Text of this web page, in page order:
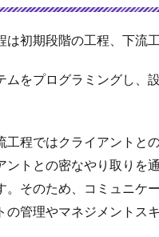
初期段階の工程、下流
ムをプログラミングし、
工程ではクライアントと
ントとの密なやり取りを
。そのため、コミュニケ
の管理やマネジメントス